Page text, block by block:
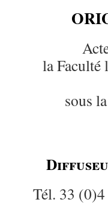
la Faculté
sous
Tél. 33